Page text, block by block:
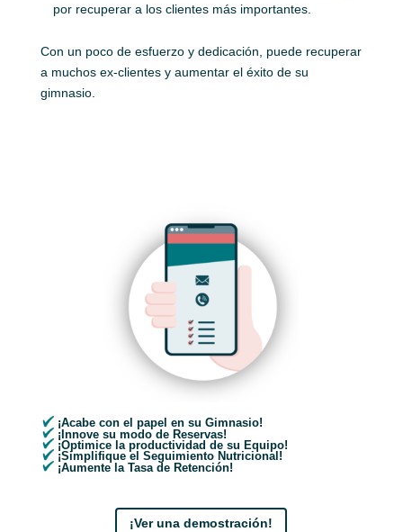
por recuperar a los clientes más importantes.
Con un poco de esfuerzo y dedicación, puede recuperar
a muchos ex-clientes y aumentar el éxito de su
gimnasio.
¡Acabe con el papel en su Gimnasio!
¡Innove su modo de Reservas!
¡Optimice la productividad de su Equipo!
¡Simplifique el Seguimiento Nutricional!
¡Aumente la Tasa de Retención!
¡Ver una demostración!